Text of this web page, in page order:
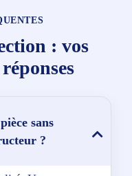
: vos
sans
?